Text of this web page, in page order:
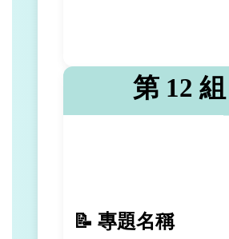
第 12 組
📝 專題名稱